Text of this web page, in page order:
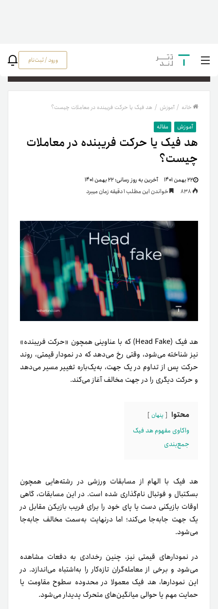
ورود / ثبت‌نام
خانه / آموزش / هد فیک یا حرکت فریبنده در معاملات چیست؟
آموزش مقاله
هد فیک یا حرکت فریبنده در معاملات
چیست؟
۲۲ بهمن ۱۴۰۱ آخرین به روز رسانی:۲۲ بهمن ۱۴۰۱
خواندن این مطلب 1 دقیقه زمان میبرد
هد فیک (Head Fake) که با عناوینی همچون «حرکت فریبنده»
نیز شناخته می‌شود، وقتی رخ می‌دهد که در نمودار قیمتی، روند
حرکت پس از تداوم در یک جهت، به‌یک‌باره تغییر مسیر می‌دهد
و حرکت دیگری را در جهت مخالف آغاز می‌کند.
محتوا پنهان
واکاوی مفهوم هد فیک
جمع‌بندی
هد فیک با الهام از مسابقات ورزشی در رشته‌هایی همچون
بسکتبال و فوتبال نام‌گذاری شده است. در این مسابقات، گاهی
اوقات بازیکنی دست یا پای خود را برای فریب بازیکن مقابل در
یک جهت جابه‌جا می‌کند؛ اما درنهایت به‌سمت مخالف جابه‌جا
می‌شود.
در نمودارهای قیمتی نیز، چنین رخدادی به دفعات مشاهده
می‌شود و برخی از معامله‌گران تازه‌کار را به‌اشتباه می‌اندازد. در
این نمودارها، هد فیک معمولا در محدوده سطوح مقاومت یا
حمایت مهم یا حوالی میانگین‌های متحرک پدیدار می‌شود.